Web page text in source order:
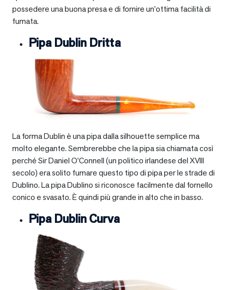
possedere una buona presa e di fornire un’ottima facilità di
fumata.
Pipa Dublin Dritta
La forma Dublin è una pipa dalla silhouette semplice ma
molto elegante. Sembrerebbe che la pipa sia chiamata così
perché Sir Daniel O’Connell (un politico irlandese del XVIII
secolo) era solito fumare questo tipo di pipa per le strade di
Dublino. La pipa Dublino si riconosce facilmente dal fornello
conico e svasato. È quindi più grande in alto che in basso.
Pipa Dublin Curva